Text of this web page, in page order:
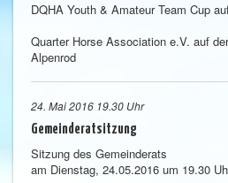
DQHA Youth & Amateur Team Cup
Quarter Horse Association e.V. auf
Alpenrod
24. Mai 2016 19.30 Uhr
Gemeinderatsitzung
Sitzung des Gemeinderats
am Dienstag, 24.05.2016 um 19.30